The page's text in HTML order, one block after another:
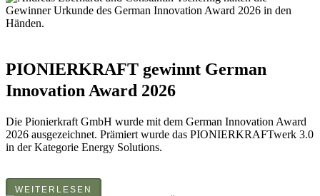
PIONIERKRAFT gewinnt German
Innovation Award 2026
Die Pionierkraft GmbH wurde mit dem German Innovation Award
2026 ausgezeichnet. Prämiert wurde das PIONIERKRAFTwerk 3.0
in der Kategorie Energy Solutions.
WEITERLESEN